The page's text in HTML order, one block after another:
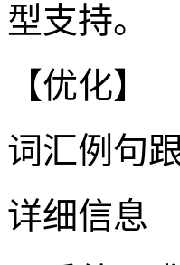
型支持。
【优化】
词汇例句
详细信息